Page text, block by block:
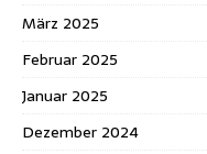
März 2025
Februar 2025
Januar 2025
Dezember 2024